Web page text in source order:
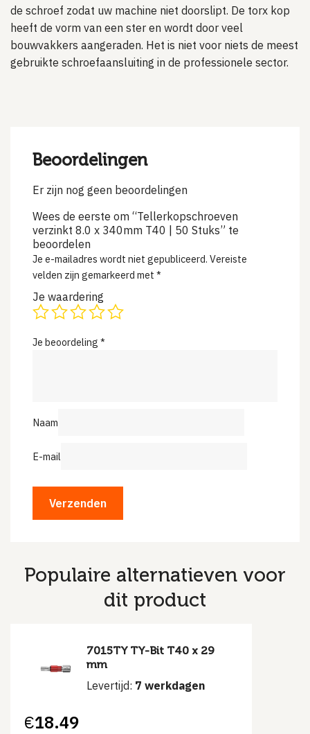
de schroef zodat uw machine niet doorslipt. De torx kop
heeft de vorm van een ster en wordt door veel
bouwvakkers aangeraden. Het is niet voor niets de meest
gebruikte schroefaansluiting in de professionele sector.
Beoordelingen
Er zijn nog geen beoordelingen
Wees de eerste om “Tellerkopschroeven
verzinkt 8.0 x 340mm T40 | 50 Stuks” te
beoordelen
Je e-mailadres wordt niet gepubliceerd. Vereiste
velden zijn gemarkeerd met *
Je waardering
Je beoordeling *
Naam
E-mail
Populaire alternatieven voor
dit product
7015TY TY-Bit T40 x 29
mm
Levertijd: 7 werkdagen
€18.49